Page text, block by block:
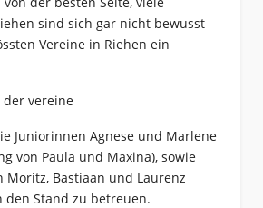
sind sich gar nicht bewusst
Vereine in Riehen ein
Juniorinnen Agnese und Marlene
von Paula und Maxina), sowie
Moritz, Bastiaan und Laurenz
den Stand zu betreuen.